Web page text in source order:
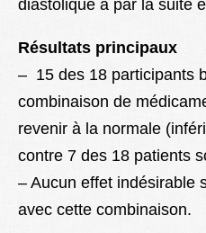
diastolique a par la suite
Résultats principaux
– 15 des 18 participants
combinaison de
revenir à la normale
contre 7 des 18 patients
– Aucun effet indésirable
avec cette combinaison.